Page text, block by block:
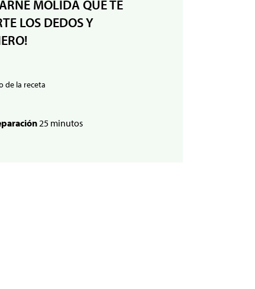
MOLIDA QUE TE
LOS DEDOS Y
de la receta
25 minutos